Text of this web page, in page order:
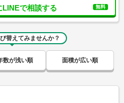
LINEで相談する 無料
替えてみませんか？
数が浅い順 面積が広い順